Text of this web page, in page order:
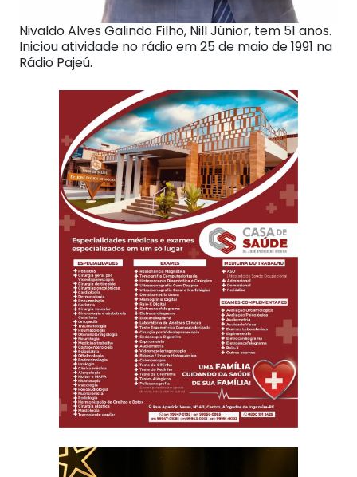
Nivaldo Alves Galindo Filho, Nill Júnior, tem 51 anos.
Iniciou atividade no rádio em 25 de maio de 1991 na
Rádio Pajeú.